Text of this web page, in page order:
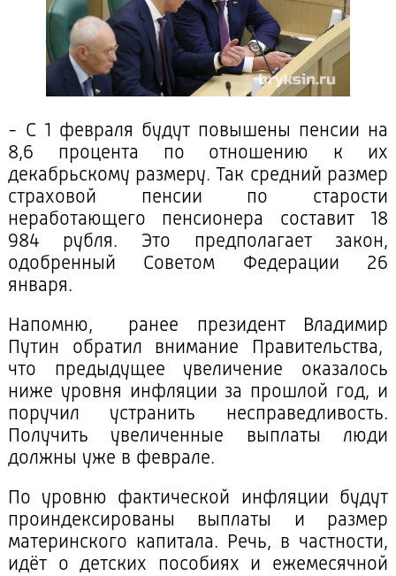
- С 1 февраля будут повышены пенсии на
8,6 процента по отношению к их
декабрьскому размеру. Так средний размер
страховой пенсии по старости
неработающего пенсионера составит 18
984 рубля. Это предполагает закон,
одобренный Советом Федерации 26
января.
Напомню, ранее президент Владимир
Путин обратил внимание Правительства,
что предыдущее увеличение оказалось
ниже уровня инфляции за прошлой год, и
поручил устранить несправедливость.
Получить увеличенные выплаты люди
должны уже в феврале.
По уровню фактической инфляции будут
проиндексированы выплаты и размер
материнского капитала. Речь, в частности,
идёт о детских пособиях и ежемесячной